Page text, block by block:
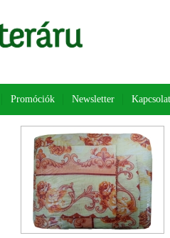
Promóciók Newsletter Kapcsolat